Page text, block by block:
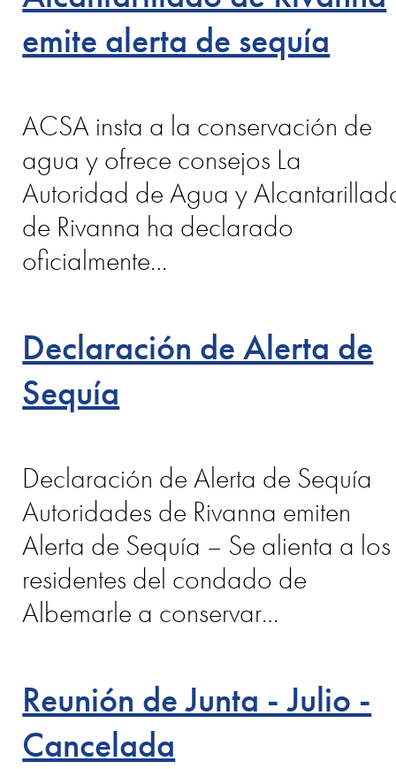
emite alerta de sequía
ACSA insta a la conservación de
agua y ofrece consejos La
Autoridad de Agua y
de Rivanna ha declarado
oficialmente…
Declaración de Alerta de
Sequía
Declaración de Alerta de Sequía
Autoridades de Rivanna emiten
Alerta de Sequía – Se alienta a los
residentes del condado de
Albemarle a conservar…
Reunión de Junta - Julio -
Cancelada